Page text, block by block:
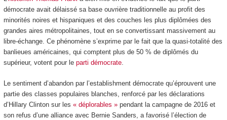
démocrate avait délaissé sa base ouvrière traditionnelle au profit des
minorités noires et hispaniques et des couches les plus diplômées des
grandes aires métropolitaines, tout en se convertissant massivement au
libre-échange. Ce phénomène s’exprime par le fait que la quasi-totalité des
banlieues américaines, qui comptent plus de 50 % de diplômés du
supérieur, votent pour le parti démocrate.
Le sentiment d’abandon par l’establishment démocrate qu’éprouvent une
partie des classes populaires blanches, renforcé par les déclarations
d’Hillary Clinton sur les « déplorables »pendant la campagne de 2016 et
son refus d’une alliance avec Bernie Sanders, a favorisé l’élection de